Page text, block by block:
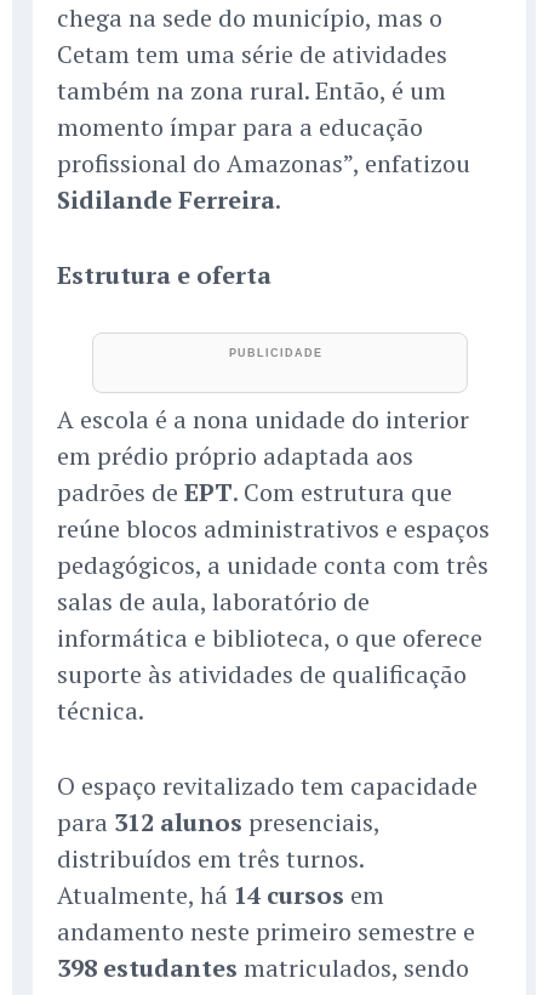
chega na sede do município, mas o
Cetam tem uma série de atividades
também na zona rural. Então, é um
momento ímpar para a educação
profissional do Amazonas”, enfatizou
Sidilande Ferreira.
Estrutura e oferta
A escola é a nona unidade do interior
em prédio próprio adaptada aos
padrões de EPT. Com estrutura que
reúne blocos administrativos e espaços
pedagógicos, a unidade conta com três
salas de aula, laboratório de
informática e biblioteca, o que oferece
suporte às atividades de qualificação
técnica.
O espaço revitalizado tem capacidade
para 312 alunos presenciais,
distribuídos em três turnos.
Atualmente, há 14 cursos em
andamento neste primeiro semestre e
398 estudantes matriculados, sendo